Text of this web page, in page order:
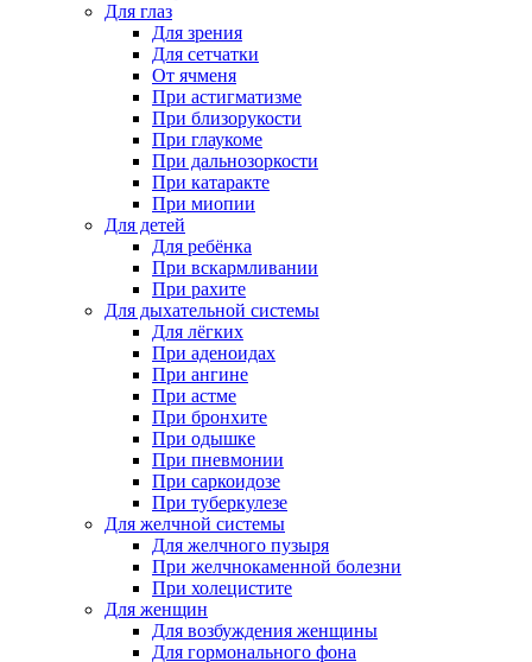
Для глаз
Для зрения
Для сетчатки
От ячменя
При астигматизме
При близорукости
При глаукоме
При дальнозоркости
При катаракте
При миопии
Для детей
Для ребёнка
При вскармливании
При рахите
Для дыхательной системы
Для лёгких
При аденоидах
При ангине
При астме
При бронхите
При одышке
При пневмонии
При саркоидозе
При туберкулезе
Для желчной системы
Для желчного пузыря
При желчнокаменной болезни
При холецистите
Для женщин
Для возбуждения женщины
Для гормонального фона